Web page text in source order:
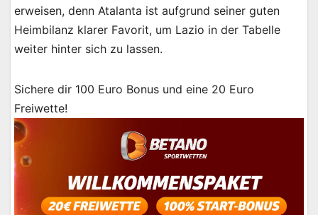
erweisen, denn Atalanta ist aufgrund seiner guten
Heimbilanz klarer Favorit, um Lazio in der Tabelle
weiter hinter sich zu lassen.
Sichere dir 100 Euro Bonus und eine 20 Euro
Freiwette!